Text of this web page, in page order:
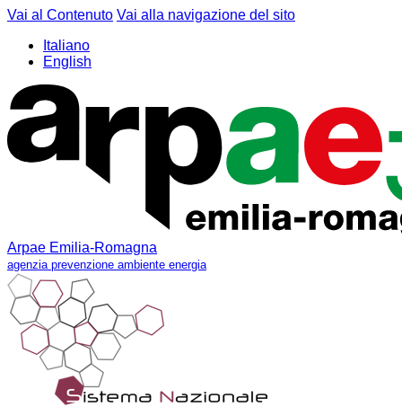
Vai al Contenuto Vai alla navigazione del sito
Italiano
English
Arpae Emilia-Romagna
agenzia prevenzione ambiente energia